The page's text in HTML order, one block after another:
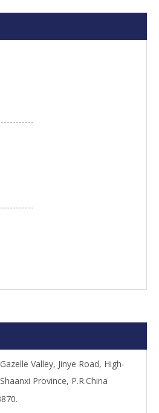
Valley, Jinye Road, High-
Province, P.R.China